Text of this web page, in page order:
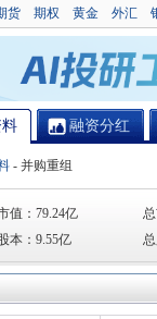
货 期权 黄金 外汇
融资分红
- 并购重组
值： 79.24亿
本： 9.55亿